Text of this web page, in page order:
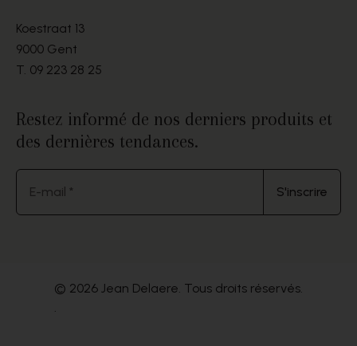
Koestraat 13
9000 Gent
T. 09 223 28 25
Restez informé de nos derniers produits et
des dernières tendances.
E-mail * S'inscrire
© 2026 Jean Delaere. Tous droits réservés.
.